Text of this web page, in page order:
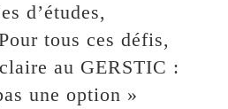
d’études,
tous ces défis,
au GERSTIC :
une option »